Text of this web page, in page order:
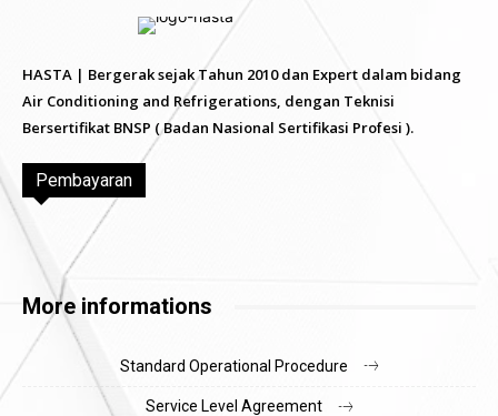
HASTA | Bergerak sejak Tahun 2010 dan Expert dalam bidang
Air Conditioning and Refrigerations, dengan Teknisi
Bersertifikat BNSP ( Badan Nasional Sertifikasi Profesi ).
Pembayaran
More informations
Standard Operational Procedure
Service Level Agreement